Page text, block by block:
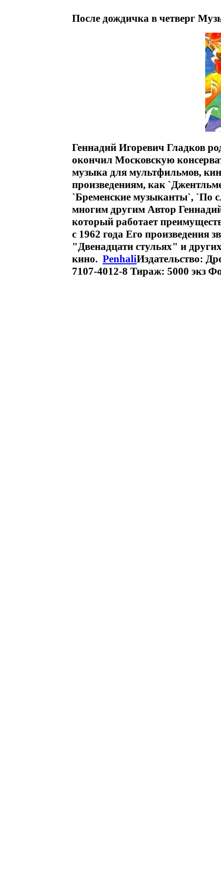
После дождичка в четверг
Геннадий Игоревич Гладков
окончил Московскую
музыка для мультфильмов,
произведениям, как
`Бременские музыканты`, `По
многим другим Автор
который работает
с 1962 года Его произведения
"Двенадцати стульях" и
кино. PenhaliИздательство:
7107-4012-8 Тираж: 5000 экз